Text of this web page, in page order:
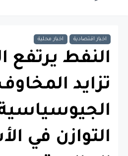
اخبار اقتصادية اخبار محلية
النفط يرتفع
تزايد
التوازن في